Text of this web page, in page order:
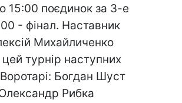
15:00 поєдинок за 3-е
- фінал. Наставник
Михайличенко
турнір наступних
Богдан Шуст
Рибка